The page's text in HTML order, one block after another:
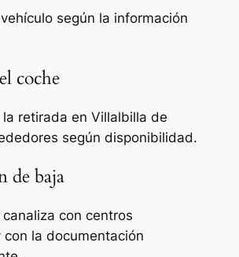
según la información
coche
retirada en Villalbilla de
según disponibilidad.
de baja
con centros
la documentación